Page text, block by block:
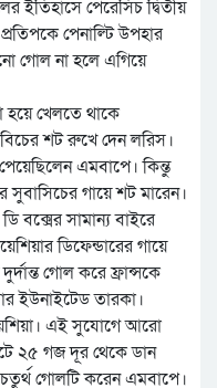
ইতিহাসে পেরেসিচ দ্বিতীয়
পেনাল্টি উপহার
গোল না হলে এগিয়ে
হয়ে খেলতে থাকে
শট রুখে দেন লরিস।
এমবাপে। কিন্তু
গায়ে শট মারেন।
বক্সের সামান্য বাইরে
ডিফেন্ডারের গায়ে
গোল করে ফ্রান্সকে
ইউনাইটেড তারকা।
এই সুযোগে আরো
২৫ গজ দূর থেকে ডান
চতুর্থ গোলটি করেন এমবাপে।